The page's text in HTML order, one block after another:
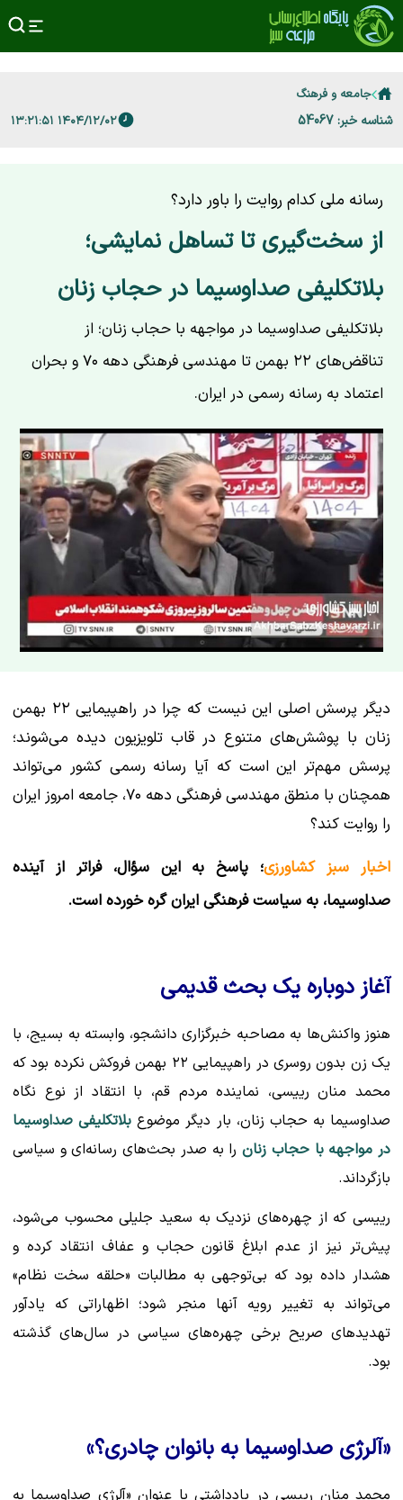
جامعه و فرهنگ
شناسه خبر: 54067 ۱۴۰۴/۱۲/۰۲ ۱۳:۲۱:۵۱
رسانه ملی کدام روایت را باور دارد؟
از سخت‌گیری تا تساهل نمایشی؛
بلاتکلیفی صداوسیما در حجاب زنان
بلاتکلیفی صداوسیما در مواجهه با حجاب زنان؛ از
تناقض‌های ۲۲ بهمن تا مهندسی فرهنگی دهه ۷۰ و بحران
اعتماد به رسانه رسمی در ایران.
دیگر پرسش اصلی این نیست که چرا در راهپیمایی ۲۲ بهمن
زنان با پوشش‌های متنوع در قاب تلویزیون دیده می‌شوند؛
پرسش مهم‌تر این است که آیا رسانه رسمی کشور می‌تواند
همچنان با منطق مهندسی فرهنگی دهه ۷۰، جامعه امروز ایران
را روایت کند؟
اخبار سبز کشاورزی؛ پاسخ به این سؤال، فراتر از آینده
صداوسیما، به سیاست فرهنگی ایران گره خورده است.
آغاز دوباره یک بحث قدیمی
هنوز واکنش‌ها به مصاحبه خبرگزاری دانشجو، وابسته به بسیج، با
یک زن بدون روسری در راهپیمایی ۲۲ بهمن فروکش نکرده بود که
محمد منان رییسی، نماینده مردم قم، با انتقاد از نوع نگاه
صداوسیما به حجاب زنان، بار دیگر موضوع بلاتکلیفی صداوسیما
در مواجهه با حجاب زنانرا به صدر بحث‌های رسانه‌ای و سیاسی
بازگرداند.
رییسی که از چهره‌های نزدیک به سعید جلیلی محسوب می‌شود،
پیش‌تر نیز از عدم ابلاغ قانون حجاب و عفاف انتقاد کرده و
هشدار داده بود که بی‌توجهی به مطالبات «حلقه سخت نظام»
می‌تواند به تغییر رویه آنها منجر شود؛ اظهاراتی که یادآور
تهدیدهای صریح برخی چهره‌های سیاسی در سال‌های گذشته
بود.
«آلرژی صداوسیما به بانوان چادری؟»